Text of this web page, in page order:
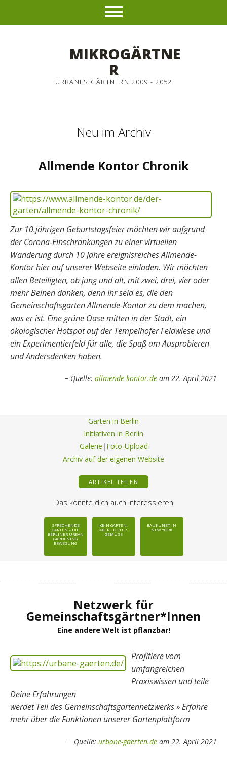
MIKROGÄRTNE
R
URBANES GÄRTNERN 2009 - 2052
Neu im Archiv
Allmende Kontor Chronik
Zur 10.jährigen Geburtstagsfeier möchten wir aufgrund
der Corona-Einschränkungen zu einer virtuellen
Wanderung durch 10 Jahre ereignisreiches Allmende-
Kontor hier auf unserer Webseite einladen. Wir möchten
allen Beteiligten, ob jung und alt, mit zwei, drei, vier oder
mehr Beinen danken, denn Ihr seid es, die den
Gemeinschaftsgarten Allmende-Kontor zu dem machen,
was er ist. Eine grüne Oase mitten in der Stadt, ein
ökologischer Hotspot auf der Tempelhofer Feldwiese und
ein Experimentierfeld für alle, die Spaß am Ausprobieren
und Andersdenken haben.
Quelle: allmende-kontor.de am 22. April 2021
Gärten in Berlin
Initiativen in Berlin
Galerie | Foto-Upload
Archiv auf der eigenen Website
ARTIKEL TEILEN
Das könnte dich auch interessieren
SPRECHENDE
GÄRTEN – DIE
BERLINER URBAN
GARDENING
BEWEGUNG
KEIN GARTEN,
ABER EIGENES
GEMÜSE
BAUKUNST IN
NEW YORK
Netzwerk für
Gemeinschaftsgärtner*Innen
Eine andere Welt ist pflanzbar!
Profitiere vom
umfangreichen
Praxiswissen und teile
Deine Erfahrungen
werdet Teil des Gemeinschaftsgartennetzwerks » Erfahre
mehr über die Funktionen unserer Gartenplattform
Quelle: urbane-gaerten.de am 22. April 2021